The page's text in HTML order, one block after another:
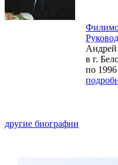
Андрей
в г.
по 1996
другие биографии